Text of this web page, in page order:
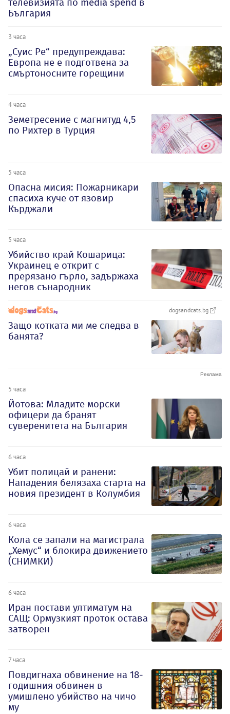
България
3 часа
„Суис Ре“ предупреждава:
Европа не е подготвена за
смъртоносните горещини
4 часа
Земетресение с магнитуд 4,5
по Рихтер в Турция
5 часа
Опасна мисия: Пожарникари
спасиха куче от язовир
Кърджали
5 часа
Убийство край Кошарица:
Украинец е открит с
прерязано гърло, задържаха
негов сънародник
dogsandcats.bg
Защо котката ми ме следва в
банята?
5 часа
Йотова: Младите морски
офицери да бранят
суверенитета на България
6 часа
Убит полицай и ранени:
Нападения белязаха старта на
новия президент в Колумбия
6 часа
Кола се запали на магистрала
„Хемус“ и блокира движението
(СНИМКИ)
6 часа
Иран постави ултиматум на
САЩ: Ормузкият проток остава
затворен
7 часа
Повдигнаха обвинение на 18-
годишния обвинен в
умишлено убийство на чичо
му